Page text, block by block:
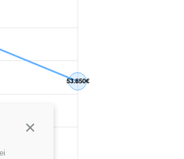
Continua senza accettare